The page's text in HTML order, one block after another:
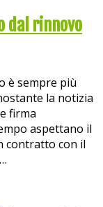
dal rinnovo
è sempre più
la notizia
firma
aspettano il
contratto con il